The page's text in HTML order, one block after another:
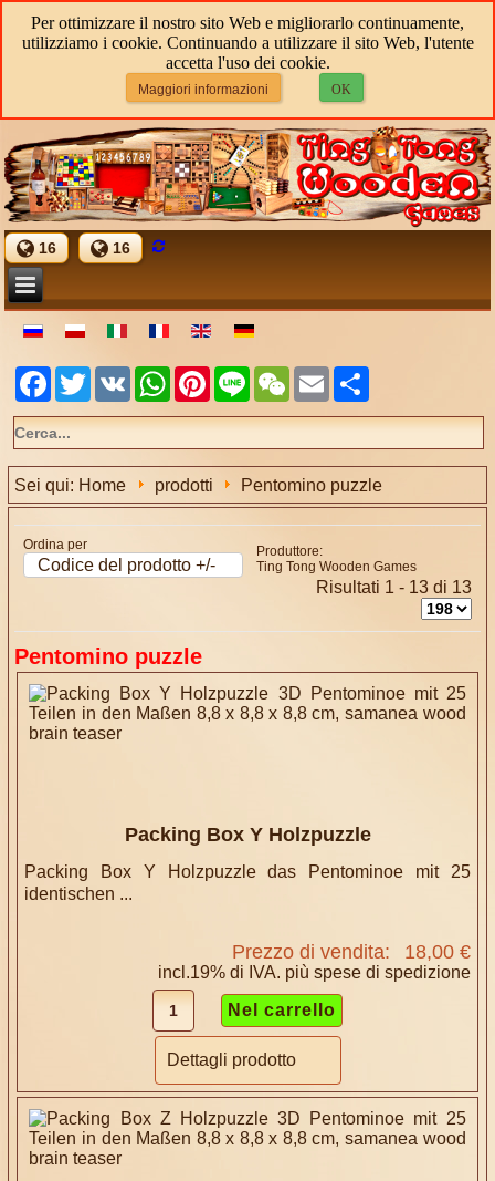
Per ottimizzare il nostro sito Web e migliorarlo continuamente,
utilizziamo i cookie. Continuando a utilizzare il sito Web, l'utente
accetta l'uso dei cookie.
Maggiori informazioni OK
16 16
Facebook
TwitterVK WhatsApp
Pinterest
Line WeChatEmail
Sei qui: Home prodotti Pentomino puzzle
Ordina per
Codice del prodotto +/-
Produttore:
Ting Tong Wooden Games
Risultati 1 - 13 di 13
Pentomino puzzle
Packing Box Y Holzpuzzle
Packing Box Y Holzpuzzle das Pentominoe mit 25
identischen ...
Prezzo di vendita: 18,00 €
incl.19% di IVA. più spese di spedizione
Dettagli prodotto